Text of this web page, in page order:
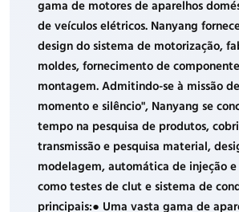
gama de motores de aparelhos
de veículos elétricos. Nanyang
design do sistema de motorização,
moldes, fornecimento de
montagem. Admitindo-se à missão
momento e silêncio", Nanyang se
tempo na pesquisa de produtos,
transmissão e pesquisa material,
modelagem, automática de injeção
como testes de clut e sistema de
principais:● Uma vasta gama de